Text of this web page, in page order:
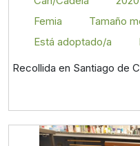
Femia
Tamaño
Está adoptado/a
Recollida en Santiago de